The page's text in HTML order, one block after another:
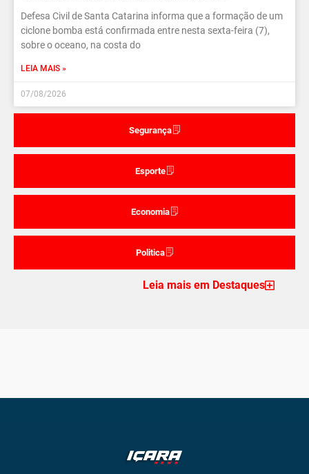
Segurança
Esporte
Economia
Politica
Defesa Civil de Santa Catarina informa que a formação de um
ciclone bomba está confirmada entre nesta sexta-feira (7),
sobre o oceano, na costa do
LEIA MAIS »
07/08/2026
Leia mais em Destaques